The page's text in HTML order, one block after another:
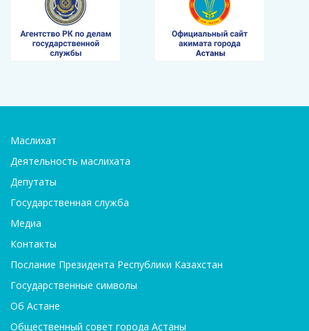
Маслихат
Деятельность маслихата
Депутаты
Государственная служба
Медиа
Контакты
Послание Президента Республики Казахстан
Государственные символы
Об Астане
Общественный совет города Астаны